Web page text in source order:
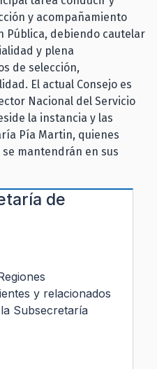
y acompañamiento
Pública, debiendo cautelar
y plena
de selección,
El actual Consejo es
Nacional del Servicio
la instancia y las
Pía Martin, quienes
mantendrán en sus
de
y relacionados
Subsecretaría